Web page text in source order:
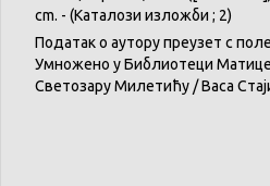
cm. - (Каталози изложби ; 2)
Податак о аутору преузет с
Умножено у Библиотеци
Светозару Милетићу / Васа